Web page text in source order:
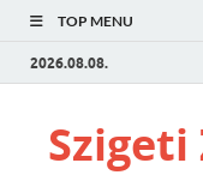
TOP MENU
2026.08.08.
Szigeti